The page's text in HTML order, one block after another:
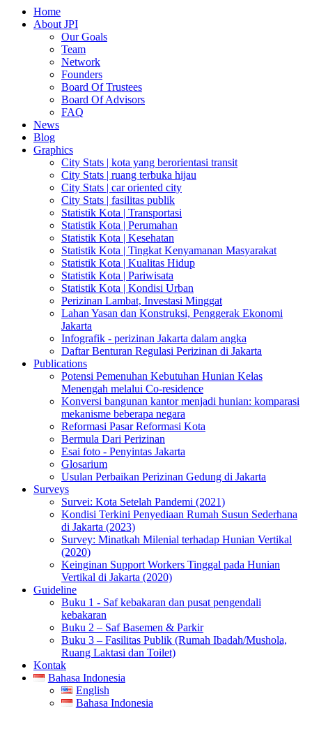
Home
About JPI
Our Goals
Team
Network
Founders
Board Of Trustees
Board Of Advisors
FAQ
News
Blog
Graphics
City Stats | kota yang berorientasi transit
City Stats | ruang terbuka hijau
City Stats | car oriented city
City Stats | fasilitas publik
Statistik Kota | Transportasi
Statistik Kota | Perumahan
Statistik Kota | Kesehatan
Statistik Kota | Tingkat Kenyamanan Masyarakat
Statistik Kota | Kualitas Hidup
Statistik Kota | Pariwisata
Statistik Kota | Kondisi Urban
Perizinan Lambat, Investasi Minggat
Lahan Yasan dan Konstruksi, Penggerak Ekonomi
Jakarta
Infografik - perizinan Jakarta dalam angka
Daftar Benturan Regulasi Perizinan di Jakarta
Publications
Potensi Pemenuhan Kebutuhan Hunian Kelas
Menengah melalui Co-residence
Konversi bangunan kantor menjadi hunian: komparasi
mekanisme beberapa negara
Reformasi Pasar Reformasi Kota
Bermula Dari Perizinan
Esai foto - Penyintas Jakarta
Glosarium
Usulan Perbaikan Perizinan Gedung di Jakarta
Surveys
Survei: Kota Setelah Pandemi (2021)
Kondisi Terkini Penyediaan Rumah Susun Sederhana
di Jakarta (2023)
Survey: Minatkah Milenial terhadap Hunian Vertikal
(2020)
Keinginan Support Workers Tinggal pada Hunian
Vertikal di Jakarta (2020)
Guideline
Buku 1 - Saf kebakaran dan pusat pengendali
kebakaran
Buku 2 – Saf Basemen & Parkir
Buku 3 – Fasilitas Publik (Rumah Ibadah/Mushola,
Ruang Laktasi dan Toilet)
Kontak
Bahasa Indonesia
English
Bahasa Indonesia